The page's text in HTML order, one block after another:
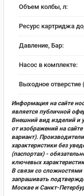
Объем колбы, л:
Ресурс картриджа
Давление, Бар:
Насос в комплекте:
Выходное
Информация на сайте
является публичной
Внешний вид изделий и
от изображений на
вариант).
характеристики без
(паспортах) -
ключевых
В связи со сложностями
запрашивать
Москве и Санкт-